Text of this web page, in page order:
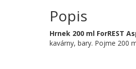
Popis
Hrnek 200 ml ForREST
kavárny, bary. Pojme 200